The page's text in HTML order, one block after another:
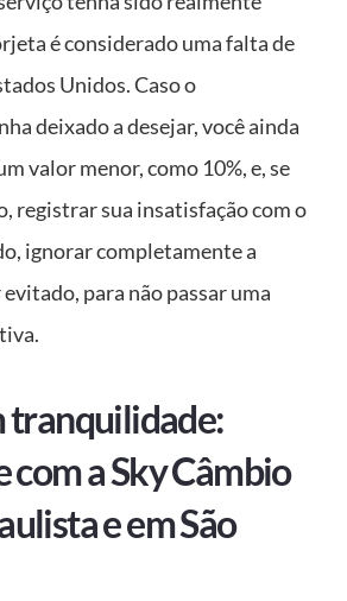
é considerado uma falta de
Unidos. Caso o
deixado a desejar, você ainda
valor menor, como 10%, e, se
registrar sua insatisfação com o
ignorar completamente a
para não passar uma
tranquilidade:
com a Sky Câmbio
e em São